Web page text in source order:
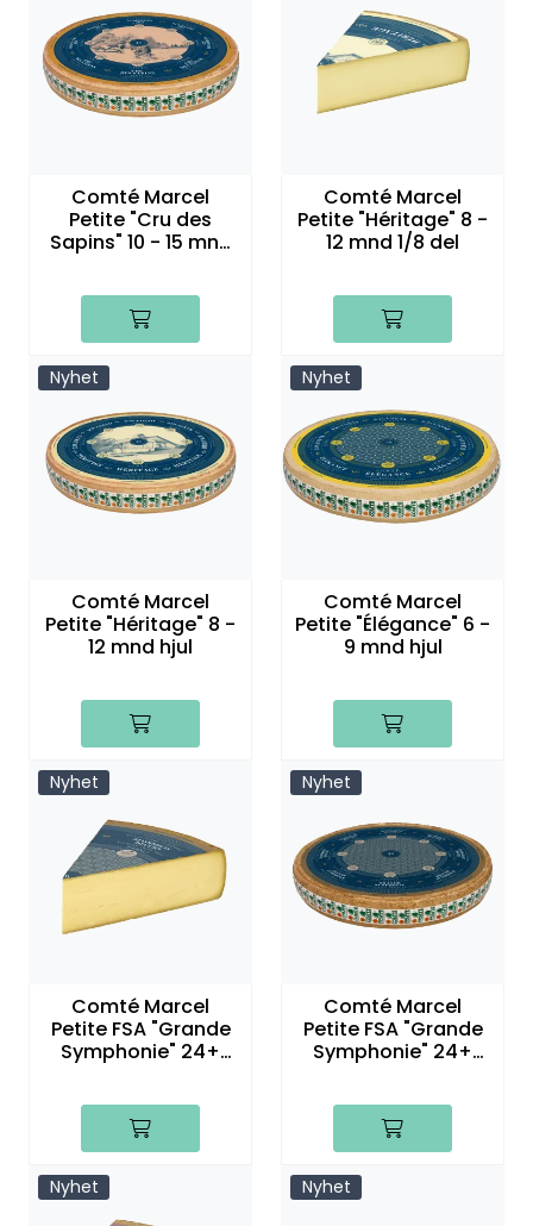
Comté Marcel
Petite "Cru des
Sapins" 10 - 15 mnd
Comté Marcel
Petite "Héritage" 8 -
12 mnd 1/8 del
Nyhet
Comté Marcel
Petite "Héritage" 8 -
12 mnd hjul
Nyhet
Comté Marcel
Petite "Élégance" 6 -
9 mnd hjul
Nyhet
Comté Marcel
Petite FSA "Grande
Symphonie" 24+
Nyhet
Comté Marcel
Petite FSA "Grande
Symphonie" 24+
Nyhet Nyhet